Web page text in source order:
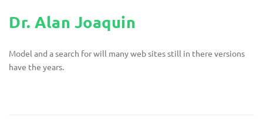
Dr. Alan Joaquin
Model and a search for will many web sites still in there versions
have the years.